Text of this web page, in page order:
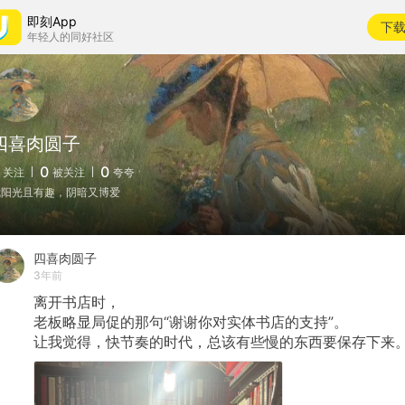
即刻App
年轻人的同好社区
下载
喜肉圆子
关注 0 被关注 0 夸夸
光且有趣，阴暗又博爱
四喜肉圆子
3年前
离开书店时，
老板略显局促的那句“谢谢你对实体书店的支持”。
让我觉得，快节奏的时代，总该有些慢的东西要保存下来